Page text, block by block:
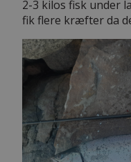
2-3 kilos fisk under
fik flere kræfter da